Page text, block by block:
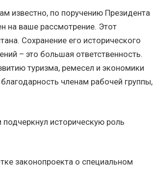
известно, по поручению Президента
на ваше рассмотрение. Этот
Сохранение его исторического
– это большая ответственность.
туризма, ремесел и экономики
членам рабочей группы,
историческую роль
законопроекта о специальном